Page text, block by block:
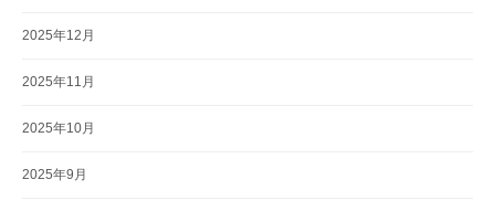
2025年12月
2025年11月
2025年10月
2025年9月